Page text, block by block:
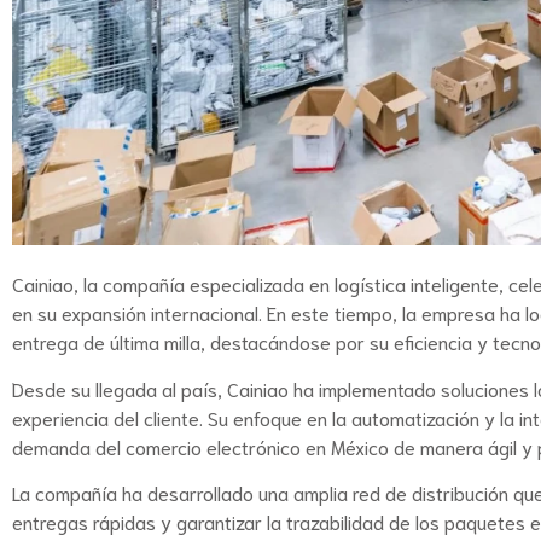
Cainiao, la compañía especializada en logística inteligente,
en su expansión internacional. En este tiempo, la empresa
entrega de última milla, destacándose por su eficiencia y
Desde su llegada al país, Cainiao ha implementado
experiencia del cliente. Su enfoque en la automatización y la
demanda del comercio electrónico en México de manera ágil y
La compañía ha desarrollado una amplia red de distribución
entregas rápidas y garantizar la trazabilidad de los paquetes